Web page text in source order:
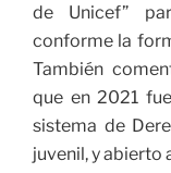
de Unicef”
conforme la
También
que en 2021
sistema de
juvenil, y abierto